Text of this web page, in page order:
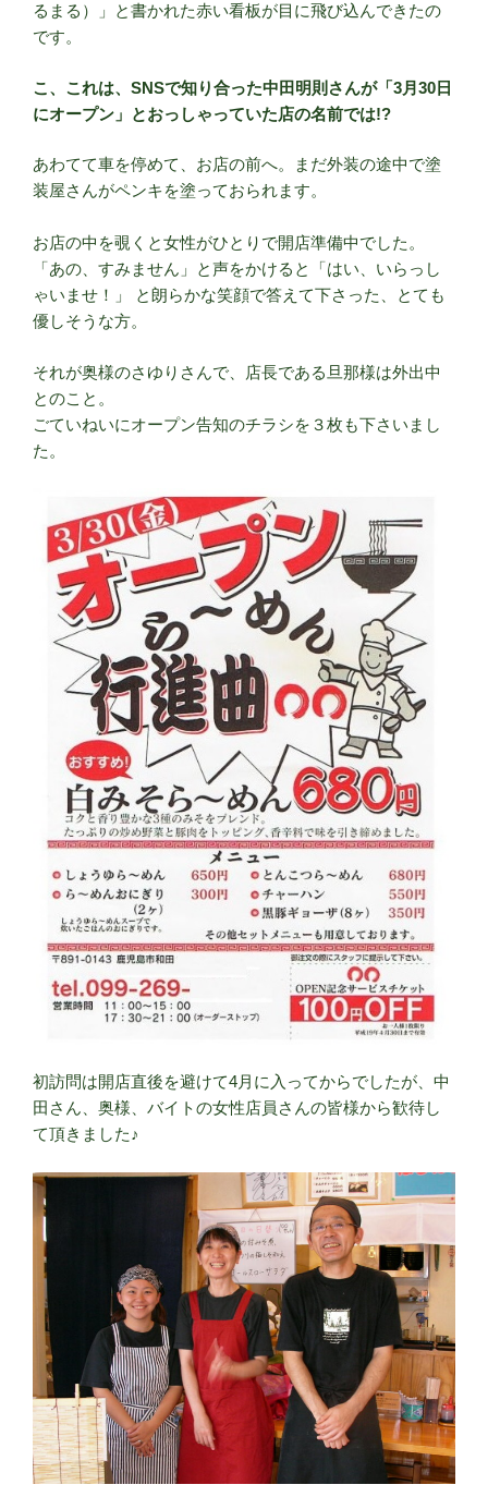
るまる）」と書かれた赤い看板が目に飛び込んできたの
です。
こ、これは、SNSで知り合った中田明則さんが「3月30日
にオープン」とおっしゃっていた店の名前では!?
あわてて車を停めて、お店の前へ。まだ外装の途中で塗
装屋さんがペンキを塗っておられます。
お店の中を覗くと女性がひとりで開店準備中でした。
「あの、すみません」と声をかけると「はい、いらっし
ゃいませ！」 と朗らかな笑顔で答えて下さった、とても
優しそうな方。
それが奥様のさゆりさんで、店長である旦那様は外出中
とのこと。
ごていねいにオープン告知のチラシを３枚も下さいまし
た。
初訪問は開店直後を避けて4月に入ってからでしたが、中
田さん、奥様、バイトの女性店員さんの皆様から歓待し
て頂きました♪